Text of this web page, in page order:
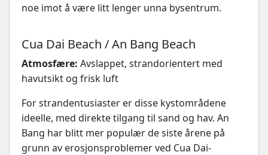
noe imot å være litt lenger unna bysentrum.
Cua Dai Beach / An Bang Beach
Atmosfære: Avslappet, strandorientert med
havutsikt og frisk luft
For strandentusiaster er disse kystområdene
ideelle, med direkte tilgang til sand og hav. An
Bang har blitt mer populær de siste årene på
grunn av erosjonsproblemer ved Cua Dai-